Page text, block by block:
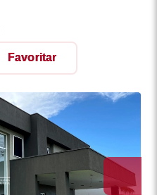
Favoritar